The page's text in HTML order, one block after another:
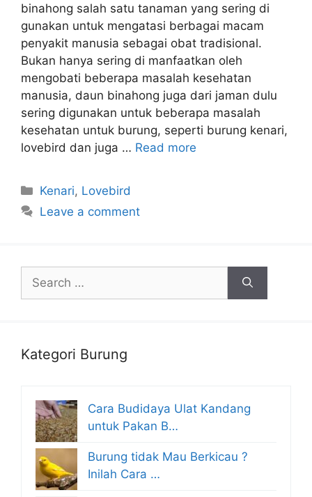
binahong salah satu tanaman yang sering di
gunakan untuk mengatasi berbagai macam
penyakit manusia sebagai obat tradisional.
Bukan hanya sering di manfaatkan oleh
mengobati beberapa masalah kesehatan
manusia, daun binahong juga dari jaman dulu
sering digunakan untuk beberapa masalah
kesehatan untuk burung, seperti burung kenari,
lovebird dan juga … Read more
Categories
Kenari, Lovebird
Leave a comment
for:
Kategori Burung
Cara Budidaya Ulat Kandang
untuk Pakan B…
Burung tidak Mau Berkicau ?
Inilah Cara …